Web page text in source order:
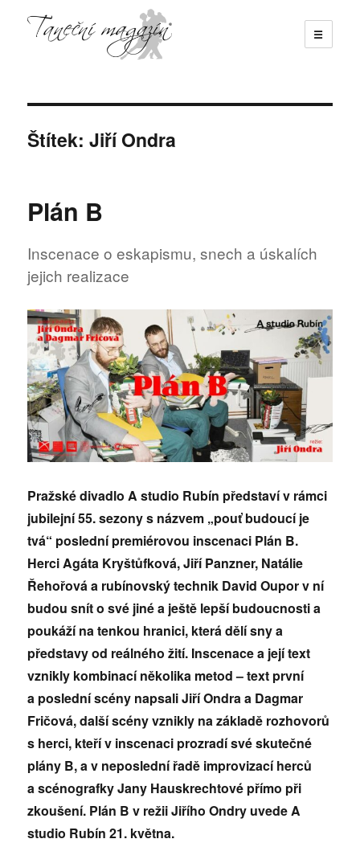
☰
Štítek:Jiří Ondra
Plán B
Inscenace o eskapismu, snech a úskalích
jejich realizace
Pražské divadlo A studio Rubín představí v rámci
jubilejní 55. sezony s názvem „pouť budoucí je
tvá“ poslední premiérovou inscenaci Plán B.
Herci Agáta Kryštůfková, Jiří Panzner, Natálie
Řehořová a rubínovský technik David Oupor v ní
budou snít o své jiné a ještě lepší budoucnosti a
poukáží na tenkou hranici, která dělí sny a
představy od reálného žití. Inscenace a její text
vznikly kombinací několika metod – text první
a poslední scény napsali Jiří Ondra a Dagmar
Fričová, další scény vznikly na základě rozhovorů
s herci, kteří v inscenaci prozradí své skutečné
plány B, a v neposlední řadě improvizací herců
a scénografky Jany Hauskrechtové přímo při
zkoušení. Plán B v režii Jiřího Ondry uvede A
studio Rubín 21. května.